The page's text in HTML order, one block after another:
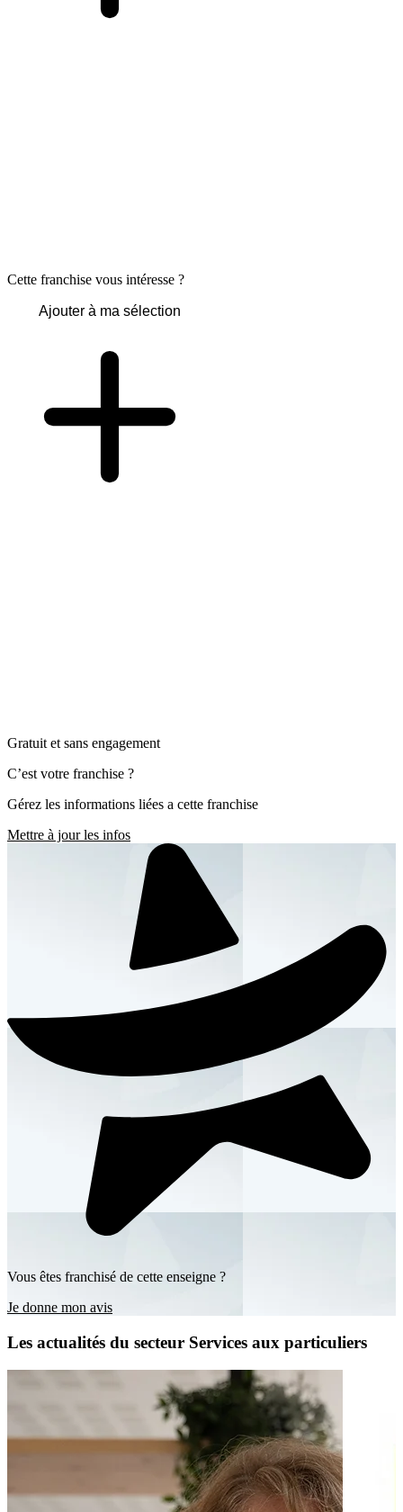
Cette franchise vous intéresse ?
Ajouter à ma sélection
Gratuit et sans engagement
C’est votre franchise ?
Gérez les informations liées a cette franchise
Mettre à jour les infos
Vous êtes franchisé de cette enseigne ?
Je donne mon avis
Les actualités du secteur Services aux particuliers